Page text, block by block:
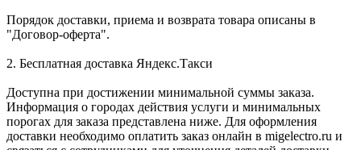
Порядок доставки, приема и возврата товара описаны в
"Договор-оферта".
2. Бесплатная доставка Яндекс.Такси
Доступна при достижении минимальной суммы заказа.
Информация о городах действия услуги и минимальных
порогах для заказа представлена ниже. Для оформления
доставки необходимо оплатить заказ онлайн в migelectro.ru и